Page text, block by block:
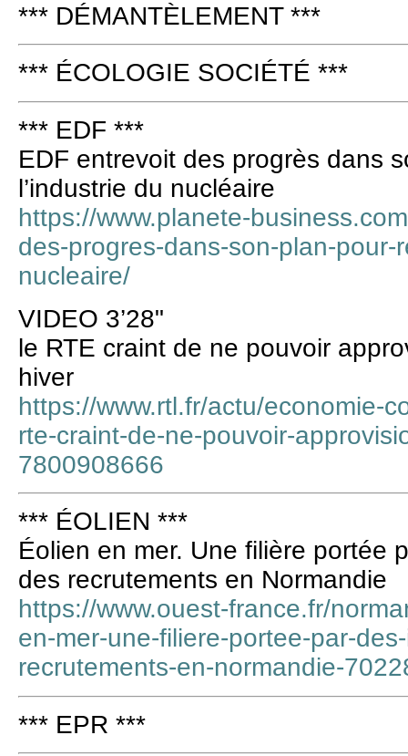
*** DÉMANTÈLEMENT ***
*** ÉCOLOGIE SOCIÉTÉ ***
*** EDF ***
EDF entrevoit des progrès dans
l’industrie du nucléaire
https://www.planete-
des-progres-dans-son-plan-pour-
nucleaire/
VIDEO 3’28"
le RTE craint de ne pouvoir
hiver
https://www.rtl.fr/actu/economie-
rte-craint-de-ne-pouvoir-
7800908666
*** ÉOLIEN ***
Éolien en mer. Une filière portée
des recrutements en Normandie
https://www.ouest-france.fr/
en-mer-une-filiere-portee-par-
recrutements-en-normandie-
*** EPR ***